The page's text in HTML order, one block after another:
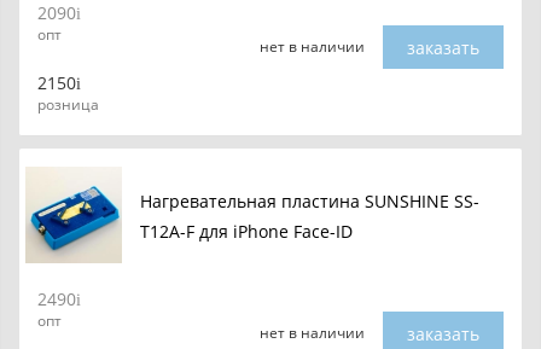
2090
опт
2150
розница
нет в наличии заказать
Нагревательная пластина SUNSHINE SS-
T12A-F для iPhone Face-ID
2490
опт
нет в наличии заказать